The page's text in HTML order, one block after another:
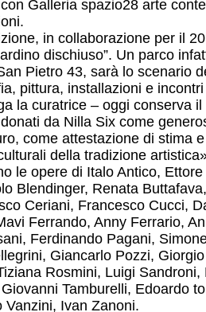
Galleria spazio28 arte
in collaborazione per il
dischiuso”. Un parco
Pietro 43, sarà lo scenario
pittura, installazioni e
la curatrice – oggi conserva
da Nilla Six come
come attestazione di stima
della tradizione
le opere di Italo Antico,
Blendinger, Renata
Ceriani, Francesco Cucci,
Ferrando, Anny Ferrario,
Ferdinando Pagani,
Giancarlo Pozzi,
Rosmini, Luigi Sandroni,
Tamburelli, Edoardo
Vanzini, Ivan Zanoni.